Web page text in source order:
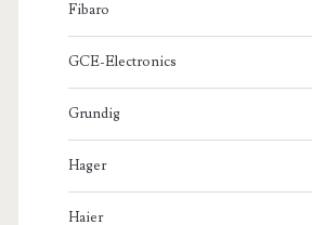
Fibaro
GCE-Electronics
Grundig
Hager
Haier